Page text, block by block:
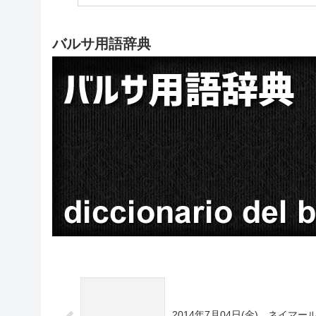
バルサ用語辞典